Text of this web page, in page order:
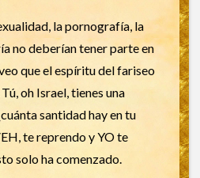
la pornografía, la
no deberían tener parte en
que el espíritu del fariseo
oh Israel, tienes una
santidad hay en tu
te reprendo y YO te
solo ha comenzado.